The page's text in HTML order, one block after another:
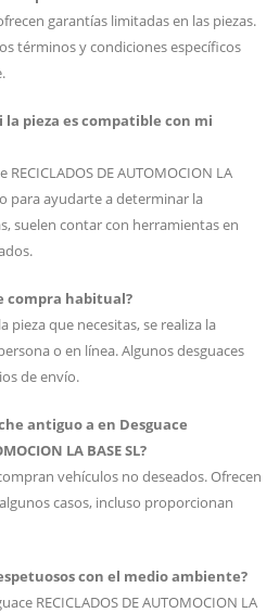
garantías limitadas en las piezas.
términos y condiciones específicos
la pieza es compatible con mi
RECICLADOS DE AUTOMOCION LA
para ayudarte a determinar la
suelen contar con herramientas en
compra habitual?
pieza que necesitas, se realiza la
o en línea. Algunos desguaces
de envío.
antiguo a en Desguace
LA BASE SL?
vehículos no deseados. Ofrecen
casos, incluso proporcionan
con el medio ambiente?
RECICLADOS DE AUTOMOCION LA